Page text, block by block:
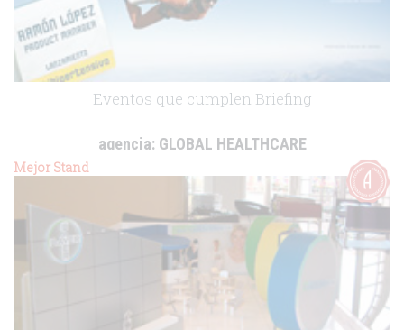
Eventos que cumplen Briefing
agencia:GLOBAL HEALTHCARE
Mejor Stand